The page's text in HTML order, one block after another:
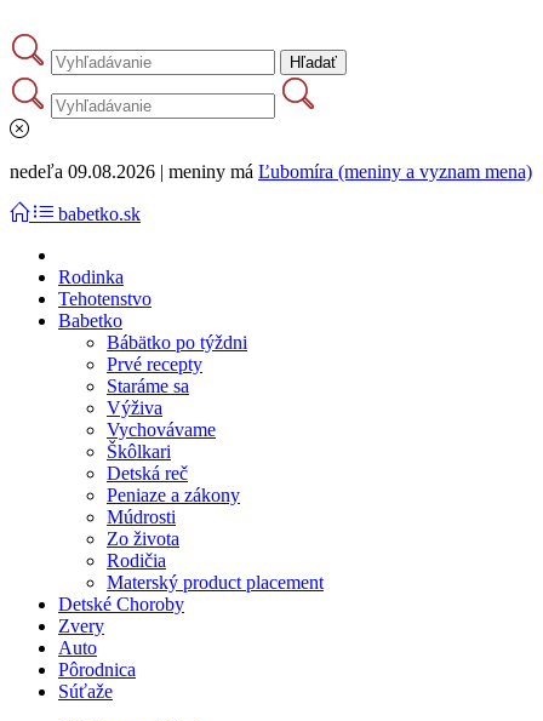
nedeľa 09.08.2026 | meniny má Ľubomíra (meniny a vyznam mena)
babetko.sk
Rodinka
Tehotenstvo
Babetko
Bábätko po týždni
Prvé recepty
Staráme sa
Výživa
Vychovávame
Škôlkari
Detská reč
Peniaze a zákony
Múdrosti
Zo života
Rodičia
Materský product placement
Detské Choroby
Zvery
Auto
Pôrodnica
Súťaže